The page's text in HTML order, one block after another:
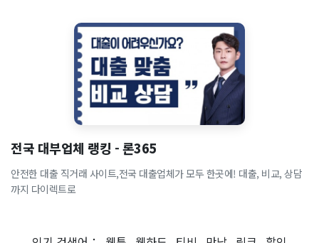
전국 대부업체 랭킹 - 론365
안전한 대출 직거래 사이트,전국 대출업체가 모두 한곳에! 대출, 비교, 상담
까지 다이렉트로